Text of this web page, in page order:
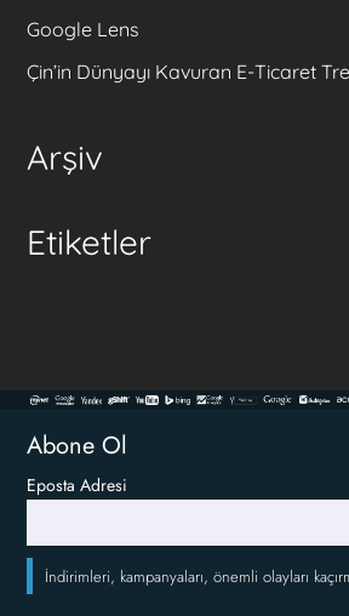
Google Lens
Çin’in Dünyayı Kavuran E-Ticaret
Arşiv
Etiketler
Abone Ol
Eposta Adresi
İndirimleri, kampanyaları, önemli olayları